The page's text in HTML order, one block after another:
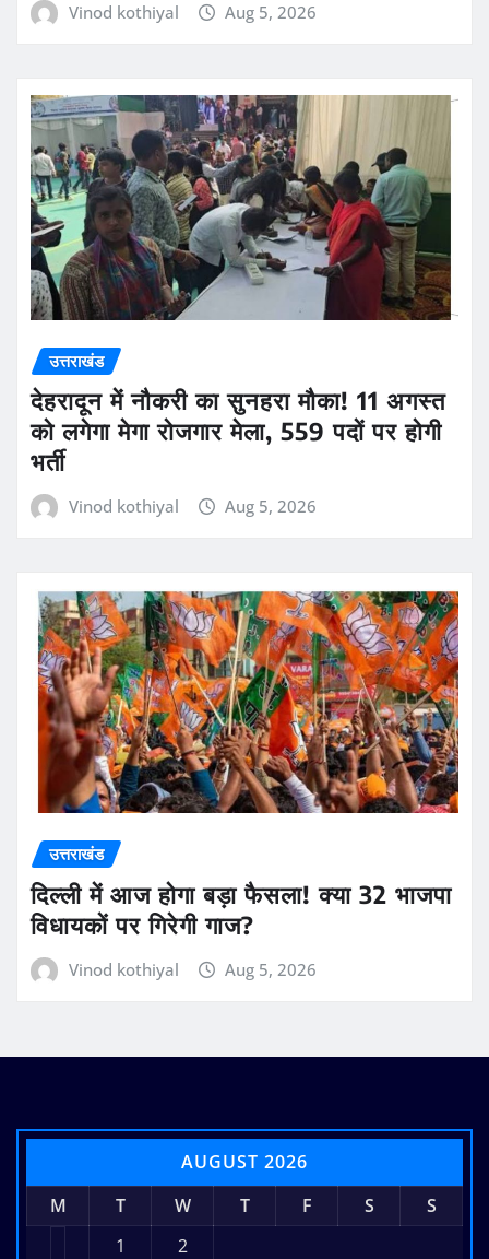
Vinod kothiyal Aug 5, 2026
उत्तराखंड
देहरादून में नौकरी का सुनहरा मौका! 11 अगस्त
को लगेगा मेगा रोजगार मेला, 559 पदों पर होगी
भर्ती
Vinod kothiyal Aug 5, 2026
उत्तराखंड
दिल्ली में आज होगा बड़ा फैसला! क्या 32 भाजपा
विधायकों पर गिरेगी गाज?
Vinod kothiyal Aug 5, 2026
AUGUST 2026
M
T W T F S
S
1
2